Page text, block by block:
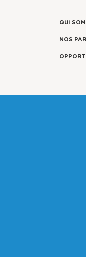
QUI
NOS